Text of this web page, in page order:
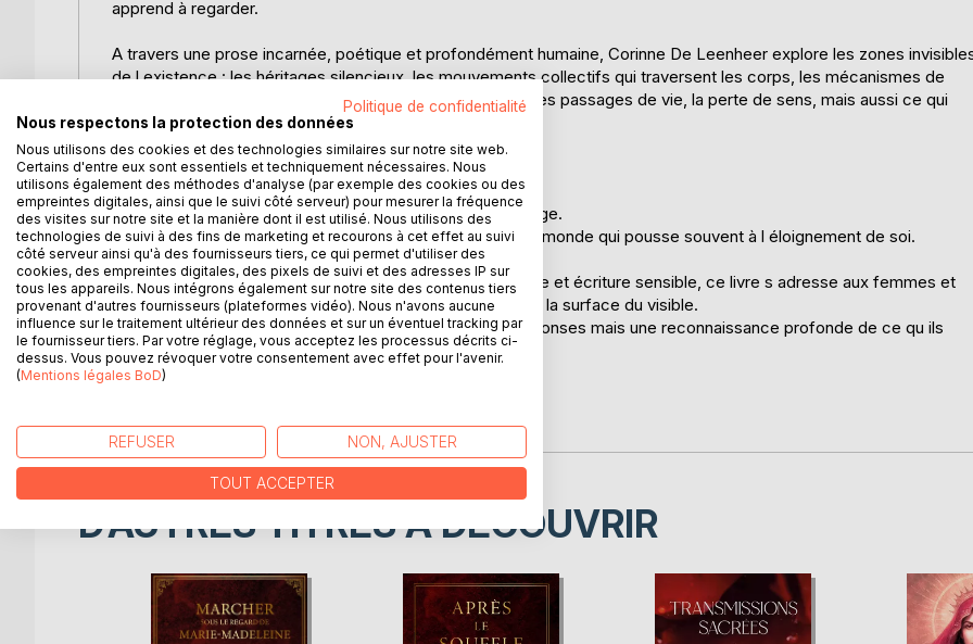
apprend à regarder.
A travers une prose incarnée, poétique et profondément humaine, Corinne De Leenheer explore les zones
de l existence : les héritages silencieux, les mouvements collectifs qui traversent les corps, les mécanismes de
déconnexion, le féminin, le sacré, les liens, les intuitions, les passages de vie, la perte de sens, mais aussi ce qui
renaît lorsque l on cesse enfin de se trahir.
Chaque fragment peut être lu comme une porte.
Une invitation à regarder autrement ce que l on traverse.
À mettre du sens sur certains ressentis restés sans langage.
À retrouver une forme de souveraineté intérieure dans un monde qui pousse souvent à l éloignement de soi.
Entre philosophie, spiritualité incarnée, regard sociologique et écriture sensible, ce livre s adresse aux femmes et
aux hommes qui sentent que quelque chose se joue sous la surface du visible.
À celles et ceux qui ne cherchent plus seulement des réponses mais une reconnaissance profonde de ce qu ils
pressentaient déjà.
D’AUTRES TITRES À DÉCOUVRIR
Politique de confidentialité
Nous respectons la protection des données
Nous utilisons des cookies et des technologies similaires sur notre site web.
Certains d'entre eux sont essentiels et techniquement nécessaires. Nous
utilisons également des méthodes d'analyse (par exemple des cookies ou des
empreintes digitales, ainsi que le suivi côté serveur) pour mesurer la fréquence
des visites sur notre site et la manière dont il est utilisé. Nous utilisons des
technologies de suivi à des fins de marketing et recourons à cet effet au suivi
côté serveur ainsi qu'à des fournisseurs tiers, ce qui permet d'utiliser des
cookies, des empreintes digitales, des pixels de suivi et des adresses IP sur
tous les appareils. Nous intégrons également sur notre site des contenus tiers
provenant d'autres fournisseurs (plateformes vidéo). Nous n'avons aucune
influence sur le traitement ultérieur des données et sur un éventuel tracking par
le fournisseur tiers. Par votre réglage, vous acceptez les processus décrits ci-
dessus. Vous pouvez révoquer votre consentement avec effet pour l'avenir.
(Mentions légales BoD)
REFUSER NON, AJUSTER
TOUT ACCEPTER